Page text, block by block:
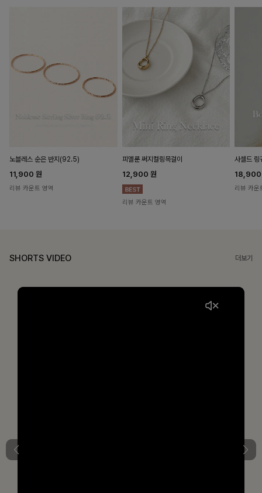
노블레스 순은 반지(92.5)
11,900 원
리뷰 카운트 영역
피엘룬 써지컬링목걸이
12,900 원
리뷰 카운트 영역
사셀드 링
리뷰 카운
SHORTS VIDEO 더보기